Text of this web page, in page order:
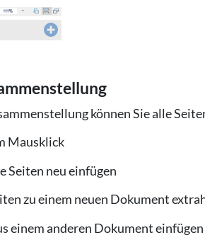
können Sie alle
Mausklick
Seiten neu einfügen
zu einem neuen Dokument
einem anderen Dokument einfügen